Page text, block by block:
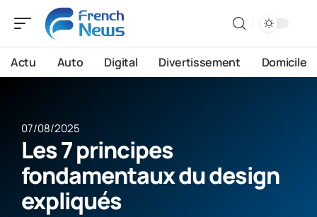
Actu Auto Digital Divertissement Domicile
07/08/2025
Les 7 principes
fondamentaux du design
expliqués